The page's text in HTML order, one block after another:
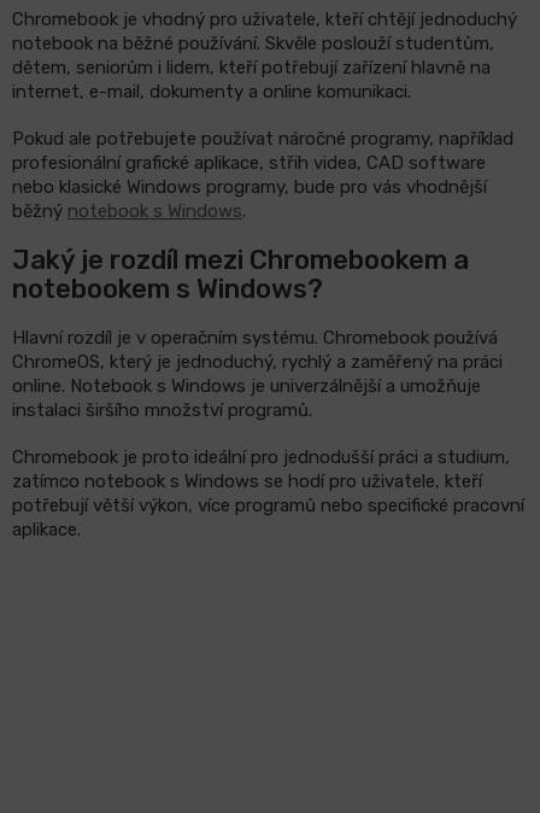
Chromebook je vhodný pro uživatele, kteří chtějí jednoduchý
notebook na běžné používání. Skvěle poslouží studentům,
dětem, seniorům i lidem, kteří potřebují zařízení hlavně na
internet, e-mail, dokumenty a online komunikaci.
Pokud ale potřebujete používat náročné programy, například
profesionální grafické aplikace, střih videa, CAD software
nebo klasické Windows programy, bude pro vás vhodnější
běžný notebook s Windows.
Jaký je rozdíl mezi Chromebookem a
notebookem s Windows?
Hlavní rozdíl je v operačním systému. Chromebook používá
ChromeOS, který je jednoduchý, rychlý a zaměřený na práci
online. Notebook s Windows je univerzálnější a umožňuje
instalaci širšího množství programů.
Chromebook je proto ideální pro jednodušší práci a studium,
zatímco notebook s Windows se hodí pro uživatele, kteří
potřebují větší výkon, více programů nebo specifické pracovní
aplikace.